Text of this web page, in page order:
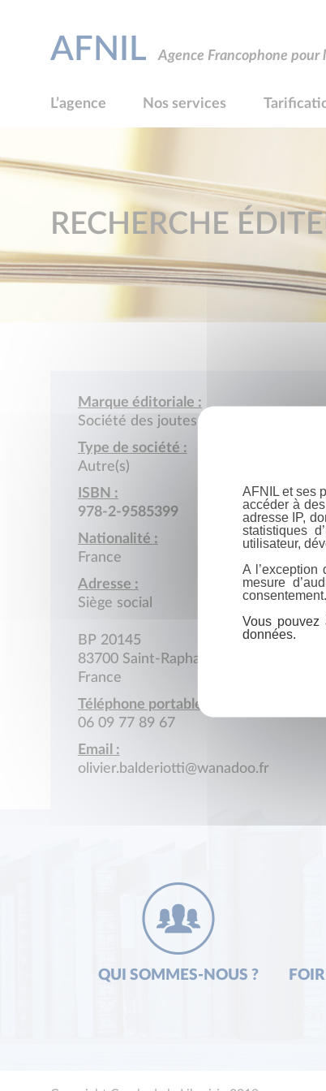
AFNIL Agence Francophone
L’agence Nos services
RECHERCHE
Marque éditoriale :
Société des joutes raphaëloises
Type de société :
Autre(s)
ISBN :
978-2-9585399
Nationalité :
France
Adresse :
Siège social
BP 20145
83700 Saint-Raphaël
France
Téléphone portable :
06 09 77 89 67
Email :
olivier.balderiotti@wanadoo.fr
QUI SOMMES-NOUS ?
AFNIL et ses
accéder à
adresse IP,
statistiques
utilisateur,
A
mesure
consentement.
Vous
données.